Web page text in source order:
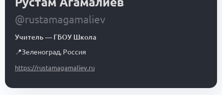
@rustamagamaliev
Учитель— ГБОУ Школа
📍Зеленоград, Россия
https://rustamagamaliev.ru